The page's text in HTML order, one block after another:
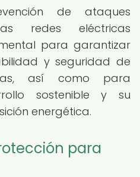
de ataques
redes eléctricas
para garantizar
y seguridad de
así como para
sostenible y su
energética.
para